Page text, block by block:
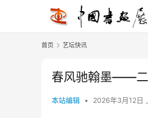
首页 艺坛快讯
春风驰翰墨——二
本站编辑 • 2026年3月12日